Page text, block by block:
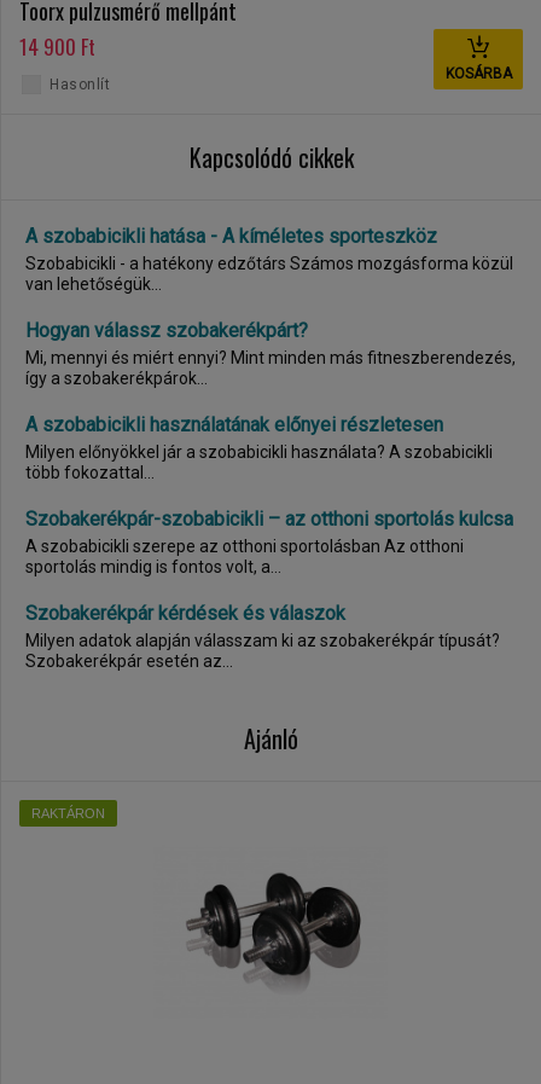
Toorx pulzusmérő mellpánt
14 900 Ft
KOSÁRBA
Hasonlít
Kapcsolódó cikkek
A szobabicikli hatása - A kíméletes sporteszköz
Szobabicikli - a hatékony edzőtárs Számos mozgásforma közül
van lehetőségük...
Hogyan válassz szobakerékpárt?
Mi, mennyi és miért ennyi? Mint minden más fitneszberendezés,
így a szobakerékpárok...
A szobabicikli használatának előnyei részletesen
Milyen előnyökkel jár a szobabicikli használata? A szobabicikli
több fokozattal...
Szobakerékpár-szobabicikli – az otthoni sportolás kulcsa
A szobabicikli szerepe az otthoni sportolásban Az otthoni
sportolás mindig is fontos volt, a...
Szobakerékpár kérdések és válaszok
Milyen adatok alapján válasszam ki az szobakerékpár típusát?
Szobakerékpár esetén az...
Ajánló
RAKTÁRON